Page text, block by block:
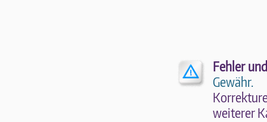
Fehler
Gewähr.
wei­te­rer